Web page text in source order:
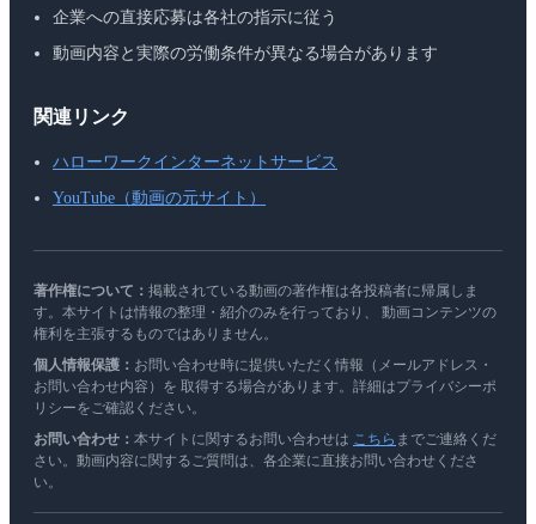
企業への直接応募は各社の指示に従う
動画内容と実際の労働条件が異なる場合があります
関連リンク
ハローワークインターネットサービス
YouTube（動画の元サイト）
著作権について： 掲載されている動画の著作権は各投稿者に帰属しま
す。本サイトは情報の整理・紹介のみを行っており、 動画コンテンツの
権利を主張するものではありません。
個人情報保護： お問い合わせ時に提供いただく情報（メールアドレス・
お問い合わせ内容）を 取得する場合があります。詳細はプライバシーポ
リシーをご確認ください。
お問い合わせ： 本サイトに関するお問い合わせは こちら までご連絡くだ
さい。動画内容に関するご質問は、各企業に直接お問い合わせくださ
い。